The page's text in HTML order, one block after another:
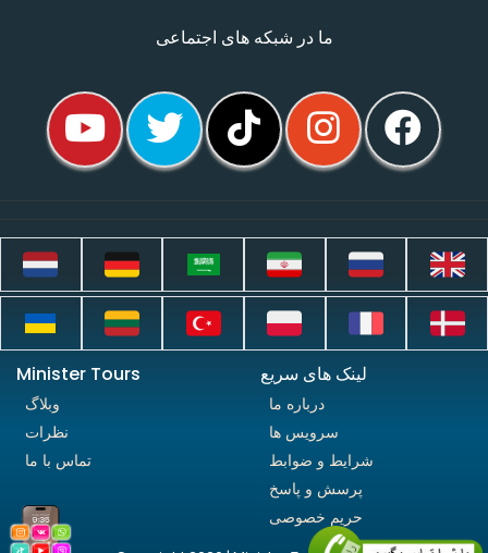
ما در شبکه های اجتماعی
لینک های سریع
درباره ما
سرویس ها
شرایط و ضوابط
پرسش و پاسخ
حریم خصوصی
Minister Tours
وبلاگ
نظرات
تماس با ما